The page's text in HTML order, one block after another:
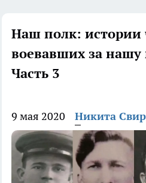
Наш полк: истории
воевавших за
Часть 3
9 мая 2020 Никита